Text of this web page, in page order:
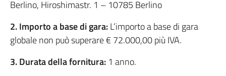
Berlino, Hiroshimastr. 1 – 10785 Berlino
2. Importo a base di gara:L’importo a base di gara
globale non può superare € 72.000,00 più IVA.
3. Durata della fornitura: 1 anno.